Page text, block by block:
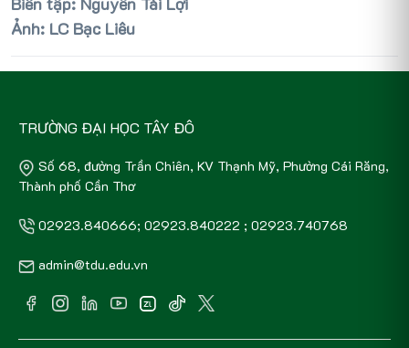
Ảnh: LC Bạc Liêu
TRƯỜNG ĐẠI HỌC TÂY ĐÔ
Số 68, đường Trần Chiên, KV Thạnh Mỹ, Phường Cái Răng,
Thành phố Cần Thơ
02923.840666; 02923.840222 ; 02923.740768
admin@tdu.edu.vn